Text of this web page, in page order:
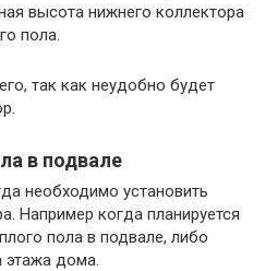
высота нижнего коллектора
пола.
так как неудобно будет
в подвале
необходимо установить
Например когда планируется
пола в подвале, либо
этажа дома.